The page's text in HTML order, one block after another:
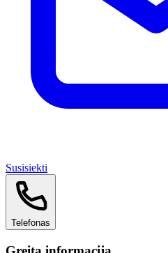
Susisiekti
Telefonas